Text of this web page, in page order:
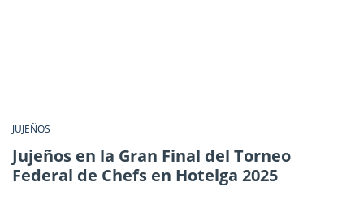
JUJEÑOS
Jujeños en la Gran Final del Torneo
Federal de Chefs en Hotelga 2025